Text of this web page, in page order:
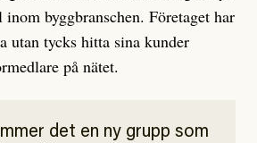
inom byggbranschen. Företaget har
utan tycks hitta sina kunder
på nätet.
det en ny grupp som